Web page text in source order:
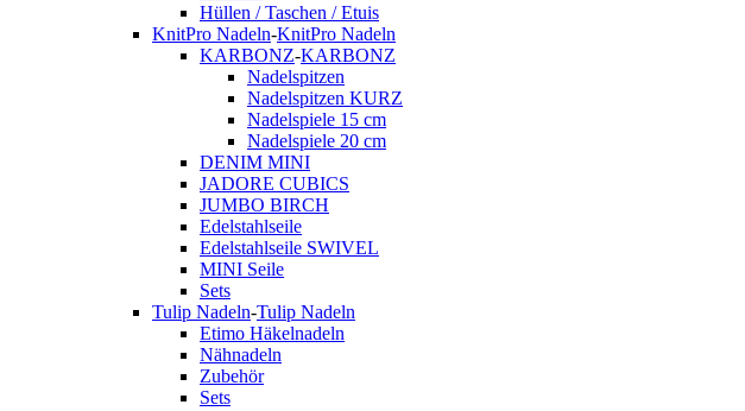
Hüllen / Taschen / Etuis
KnitPro Nadeln-KnitPro Nadeln
KARBONZ-KARBONZ
Nadelspitzen
Nadelspitzen KURZ
Nadelspiele 15 cm
Nadelspiele 20 cm
DENIM MINI
JADORE CUBICS
JUMBO BIRCH
Edelstahlseile
Edelstahlseile SWIVEL
MINI Seile
Sets
Tulip Nadeln-Tulip Nadeln
Etimo Häkelnadeln
Nähnadeln
Zubehör
Sets